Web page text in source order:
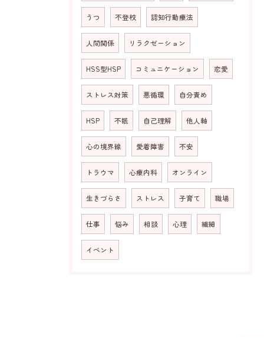
うつ 不登校 認知行動療法
人間関係 リラクゼーション
HSS型HSP コミュニケーション 恋愛
ストレス対策 悪循環 自分責め
HSP 不眠 自己理解 他人軸
心の境界線 愛着障害 不安
トラウマ 心療内科 オンライン
生きづらさ ストレス 子育て 職場
仕事 悩み 相談 心理 繊細
イベント